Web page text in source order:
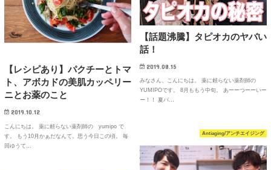
【レシピあり】パクチーとトマ
ト、アボカドの美肌カッペリー
ニとお薬のこと
2019.10.12
こんにちは。 薬に頼らない薬剤師の yumipo で
す。 もう10月かぁだなんて。思う今日この頃。 毎
回ゆうて…
【話題沸騰】タピオカのヤバい
話！
2019.08.15
みなさん、こんにちは。 薬に頼らない薬剤師の
YUMIPOです。 8月ももう中旬。 あーーつーーいー
ー！！ 夏バ…
Antiaging/アンチエイジング